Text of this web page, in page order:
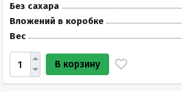
Без сахара
Вложений в коробке
Вес
В корзину